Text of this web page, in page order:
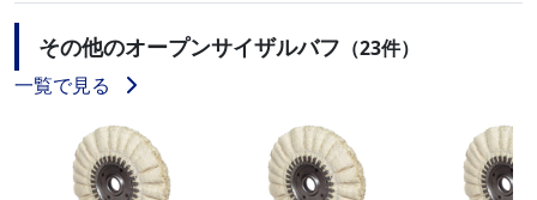
その他のオープンサイザルバフ （23件）
一覧で見る